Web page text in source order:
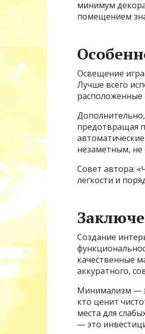
минимум
помещением
Освещение
Лучше всего
предотвращая
незаметным, не
Совет автора:
легкости и
Создание
качественные
аккуратного,
Минимализм —
кто ценит
места для
— это